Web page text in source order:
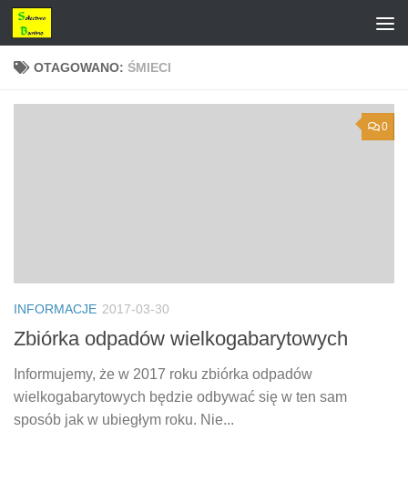
Przejdź do treści
OTAGOWANO: ŚMIECI
0
INFORMACJE 2017-03-30
Zbiórka odpadów wielkogabarytowych
Informujemy, że w 2017 roku zbiórka odpadów
wielkogabarytowych będzie odbywać się w ten sam
sposób jak w ubiegłym roku. Nie...